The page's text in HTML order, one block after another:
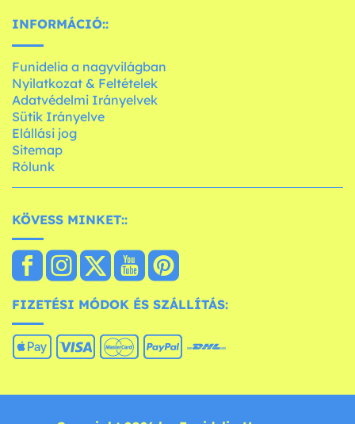
INFORMÁCIÓ::
Funidelia a nagyvilágban
Nyilatkozat & Feltételek
Adatvédelmi Irányelvek
Sütik Irányelve
Elállási jog
Sitemap
Rólunk
KÖVESS MINKET::
FIZETÉSI MÓDOK ÉS SZÁLLÍTÁS: